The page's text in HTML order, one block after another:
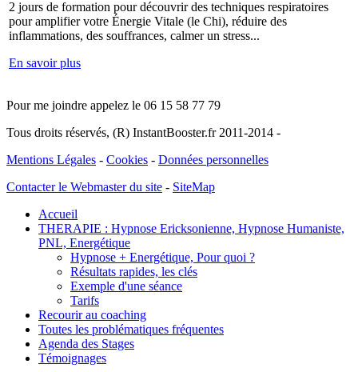
2 jours de formation pour découvrir des techniques respiratoires
pour amplifier votre Énergie Vitale (le Chi), réduire des
inflammations, des souffrances, calmer un stress...
En savoir plus
Pour me joindre appelez le 06 15 58 77 79
Tous droits réservés, (R) InstantBooster.fr 2011-2014 -
Mentions Légales - Cookies - Données personnelles
Contacter le Webmaster du site - SiteMap
Accueil
THERAPIE : Hypnose Ericksonienne, Hypnose Humaniste,
PNL, Energétique
Hypnose + Energétique, Pour quoi ?
Résultats rapides, les clés
Exemple d'une séance
Tarifs
Recourir au coaching
Toutes les problématiques fréquentes
Agenda des Stages
Témoignages